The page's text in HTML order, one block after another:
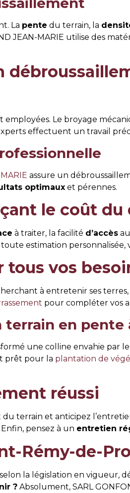
La pente du terrain, la
JEAN-MARIE utilise des
employées. Le broyage
effectuent un travail
assure un
optimaux et pérennes.
le coût du
à traiter, la facilité d’accès
estimation personnalisée,
vos
à entretenir ses
pour compléter vos
terrain en
une colline envahie
prêt pour la plantation de
réussi
terrain et anticipez
pensez à un entretien
Rémy-de-
la législation en vigueur,
? Absolument, SARL